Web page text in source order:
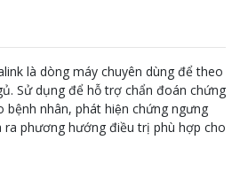
là dòng máy chuyên dùng để theo
Sử dụng để hỗ trợ chẩn đoán chứng
nhân, phát hiện chứng ngưng
phương hướng điều trị phù hợp cho